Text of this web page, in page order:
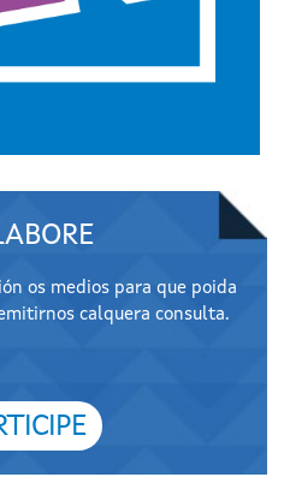
os medios para que poida
calquera consulta.